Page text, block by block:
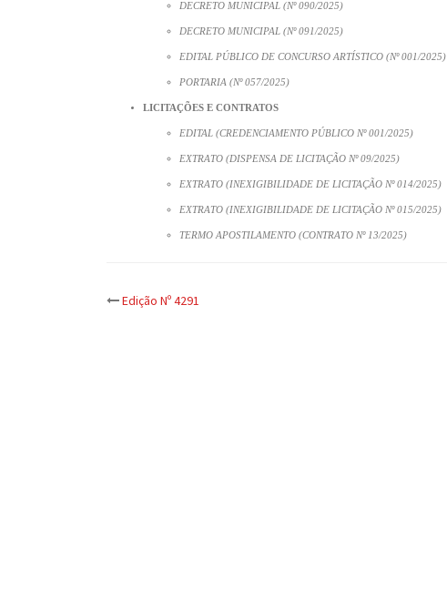
DECRETO MUNICIPAL (Nº 090/2025)
DECRETO MUNICIPAL (Nº 091/2025)
EDITAL PÚBLICO DE CONCURSO ARTÍSTICO (Nº 001/2025)
PORTARIA (Nº 057/2025)
LICITAÇÕES E CONTRATOS
EDITAL (CREDENCIAMENTO PÚBLICO Nº 001/2025)
EXTRATO (DISPENSA DE LICITAÇÃO Nº 09/2025)
EXTRATO (INEXIGIBILIDADE DE LICITAÇÃO Nº 014/2025)
EXTRATO (INEXIGIBILIDADE DE LICITAÇÃO Nº 015/2025)
TERMO APOSTILAMENTO (CONTRATO Nº 13/2025)
Post
Edição Nº 4291